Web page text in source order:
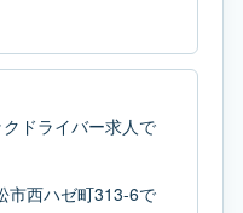
ドライバー求人で
市西ハゼ町313-6で